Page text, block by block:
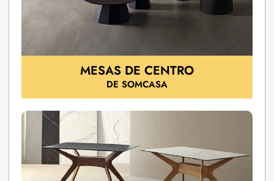
MESAS DE CENTRO
DE SOMCASA